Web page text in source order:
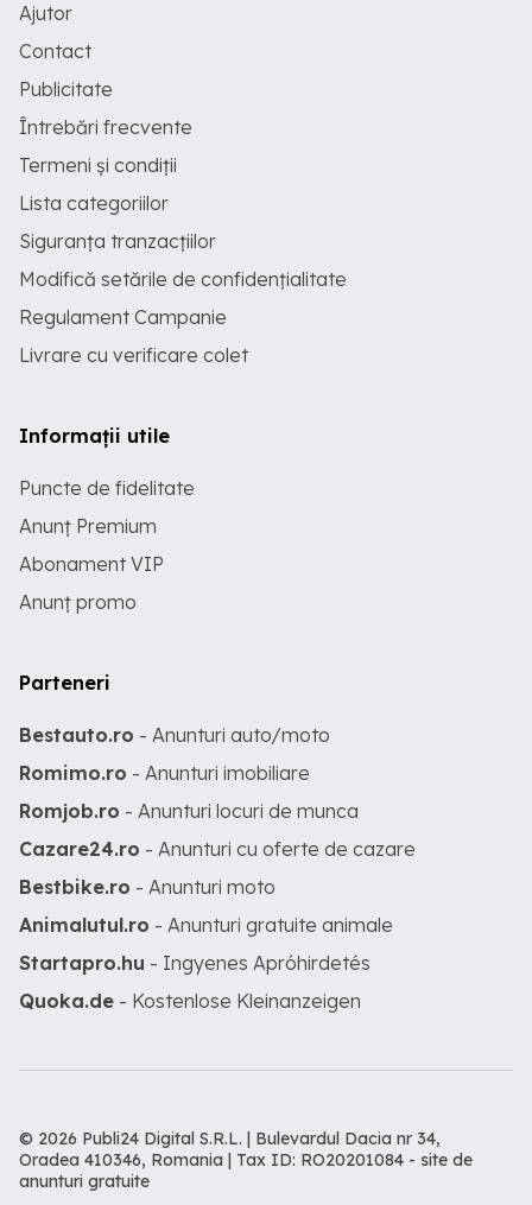
Ajutor
Contact
Publicitate
Întrebări frecvente
Termeni și condiții
Lista categoriilor
Siguranța tranzacțiilor
Modifică setările de confidențialitate
Regulament Campanie
Livrare cu verificare colet
Informații utile
Puncte de fidelitate
Anunț Premium
Abonament VIP
Anunț promo
Parteneri
Bestauto.ro - Anunturi auto/moto
Romimo.ro - Anunturi imobiliare
Romjob.ro - Anunturi locuri de munca
Cazare24.ro - Anunturi cu oferte de cazare
Bestbike.ro - Anunturi moto
Animalutul.ro - Anunturi gratuite animale
Startapro.hu - Ingyenes Apróhirdetés
Quoka.de - Kostenlose Kleinanzeigen
© 2026 Publi24 Digital S.R.L. | Bulevardul Dacia nr 34,
Oradea 410346, Romania | Tax ID: RO20201084 - site de
anunturi gratuite